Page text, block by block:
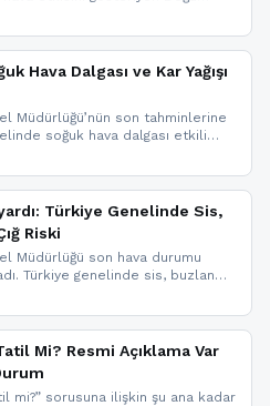
beklenirken Marmara ve
İç kesimlerde sis ve pus
azalma
Hava Dalgası ve Kar Yağışı
Müdürlüğü’nün son tahminlerine
soğuk hava dalgası etkili
kar yağışı ve buzlanma uyarısı
Türkiye Genelinde Sis,
Riski
Müdürlüğü son hava durumu
Türkiye genelinde sis, buzlanma
Doğu Anadolu ve Doğu
dakika meteoroloji gelişmeleri.
Mi? Resmi Açıklama Var
mi?” sorusuna ilişkin şu ana kadar